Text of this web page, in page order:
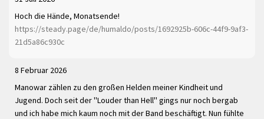
Hoch die Hände, Monatsende!
https://steady.page/de/humaldo/posts/1692925b-606c-44f9-9af3-
21d5a86c930c
8 Februar 2026
Manowar zählen zu den großen Helden meiner Kindheit und
Jugend. Doch seit der "Louder than Hell" gings nur noch bergab
und ich habe mich kaum noch mit der Band beschäftigt. Nun fühlte